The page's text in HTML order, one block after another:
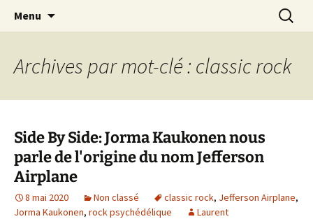
Laurent Rieppi
Journaliste musical · Historien du rock ·
Conférencier
Menu
Archives par mot-clé : classic rock
Side By Side: Jorma Kaukonen nous
parle de l'origine du nom Jefferson
Airplane
8 mai 2020 Non classé classic rock, Jefferson Airplane,
Jorma Kaukonen, rock psychédélique Laurent